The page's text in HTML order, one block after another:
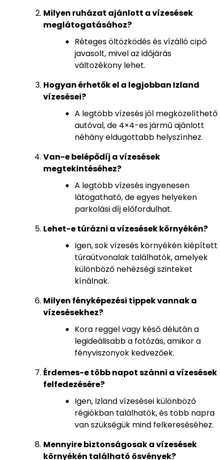
Milyen ruházat ajánlott a vízesések
meglátogatásához?
Réteges öltözködés és vízálló cipő
javasolt, mivel az időjárás
változékony lehet.
Hogyan érhetők el a legjobban Izland
vízesései?
A legtöbb vízesés jól megközelíthető
autóval, de 4×4-es jármű ajánlott
néhány eldugottabb helyszínhez.
Van-e belépődíj a vízesések
megtekintéséhez?
A legtöbb vízesés ingyenesen
látogatható, de egyes helyeken
parkolási díj előfordulhat.
Lehet-e túrázni a vízesések környékén?
Igen, sok vízesés környékén kiépített
túraútvonalak találhatók, amelyek
különböző nehézségi szinteket
kínálnak.
Milyen fényképezési tippek vannak a
vízesésekhez?
Kora reggel vagy késő délután a
legideálisabb a fotózás, amikor a
fényviszonyok kedvezőek.
Érdemes-e több napot szánni a vízesések
felfedezésére?
Igen, Izland vízesései különböző
régiókban találhatók, és több napra
van szükségük mind felkereséséhez.
Mennyire biztonságosak a vízesések
környékén található ösvények?